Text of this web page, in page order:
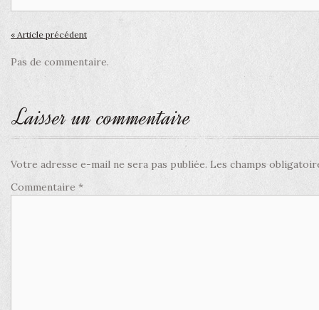
« Article précédent
Pas de commentaire.
Laisser un commentaire
Votre adresse e-mail ne sera pas publiée. Les champs
Commentaire *